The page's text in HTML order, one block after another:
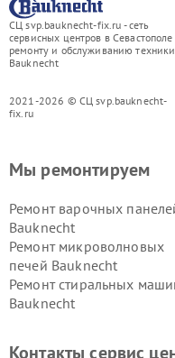
СЦ svp.bauknecht-fix.ru - сеть
сервисных центров в Севастополе
ремонту и обслуживанию техники
Bauknecht
2021-2026 © СЦ svp.bauknecht-
fix.ru
Мы ремонтируем
Ремонт варочных
Bauknecht
Ремонт микроволновых
печей Bauknecht
Ремонт стиральных
Bauknecht
Контакты сервис